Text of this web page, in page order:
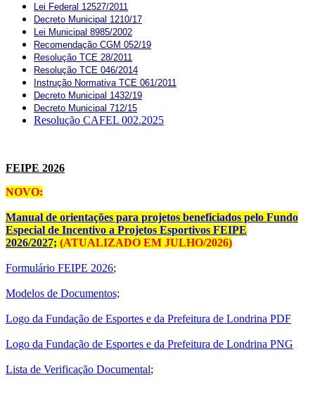
Lei Federal 12527/2011
Decreto Municipal 1210/17
Lei Municipal 8985/2002
Recomendação CGM 052/19
Resolução TCE 28/2011
Resolução TCE 046/2014
Instrução Normativa TCE 061/2011
Decreto Municipal 1432/19
Decreto Municipal 712/15
Resolução CAFEL 002.2025
FEIPE 2026
NOVO:
Manual de orientações para projetos beneficiados pelo Fundo
Especial de Incentivo a Projetos Esportivos FEIPE
2026/2027; (ATUALIZADO EM JULHO/2026)
Formulário FEIPE 2026;
Modelos de Documentos;
Logo da Fundação de Esportes e da Prefeitura de Londrina PDF
Logo da Fundação de Esportes e da Prefeitura de Londrina PNG
Lista de Verificação Documental;